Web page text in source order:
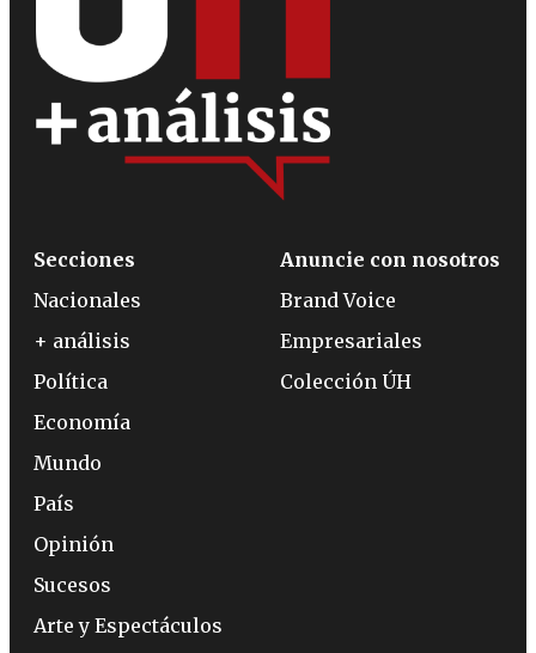
Secciones
Nacionales
+ análisis
Política
Economía
Mundo
País
Opinión
Sucesos
Arte y Espectáculos
Anuncie con nosotros
Brand Voice
Empresariales
Colección ÚH